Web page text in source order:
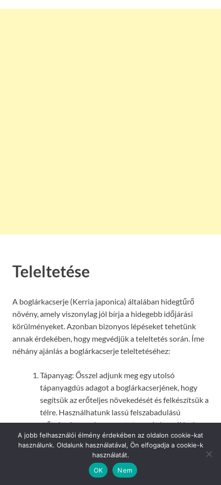
Teleltetése
A boglárkacserje (Kerria japonica) általában hidegtűrő
növény, amely viszonylag jól bírja a hidegebb időjárási
körülményeket. Azonban bizonyos lépéseket tehetünk
annak érdekében, hogy megvédjük a teleltetés során. Íme
néhány ajánlás a boglárkacserje teleltetéséhez:
Tápanyag: Ősszel adjunk meg egy utolsó
tápanyagdús adagot a boglárkacserjének, hogy
segítsük az erőteljes növekedését és felkészítsük a
télre. Használhatunk lassú felszabadulású
műtrágyát vagy komposztot, amely hozzájárul a
talaj tápanyagtartalmának fenntartásához.
Öntözés: Az őszi hónapokban csökkentsük az
öntözést, hogy a növény kevesebb vizet kapjon. Ez
segít megelőzni a gyökérrothadást és a túlzott
A jobb felhasználói élmény érdekében az oldalon cookie-kat
használunk. Oldalunk használatával, Ön elfogadja a cookie-k
használatát.
OK
Nem